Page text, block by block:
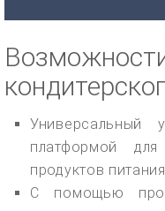
Универсальный
платформой для
продуктов
С помощью